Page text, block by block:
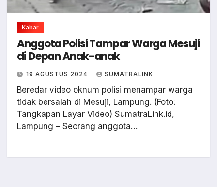
Kabar
Anggota Polisi Tampar Warga Mesuji
di Depan Anak-anak
19 AGUSTUS 2024 SUMATRALINK
Beredar video oknum polisi menampar warga
tidak bersalah di Mesuji, Lampung. (Foto:
Tangkapan Layar Video) SumatraLink.id,
Lampung – Seorang anggota…